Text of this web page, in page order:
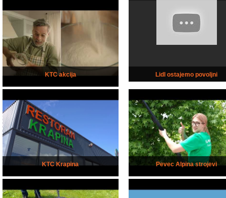
KTC akcija Lidl ostajemo povoljni
KTC Krapina Pevec Alpina strojevi